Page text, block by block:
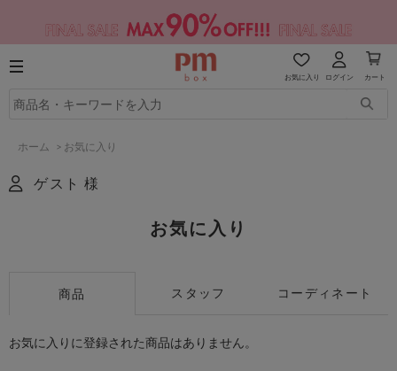
お気に入り ログイン カート
ホーム > お気に入り
ゲスト 様
お気に入り
商品 スタッフ コーディネート
お気に入りに登録された商品はありません。